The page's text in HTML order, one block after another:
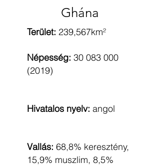
Ghána
Terület: 239,567km²
Népesség: 30 083 000
(2019)
Hivatalos nyelv: angol
Vallás: 68,8% keresztény,
15,9% muszlim, 8,5%